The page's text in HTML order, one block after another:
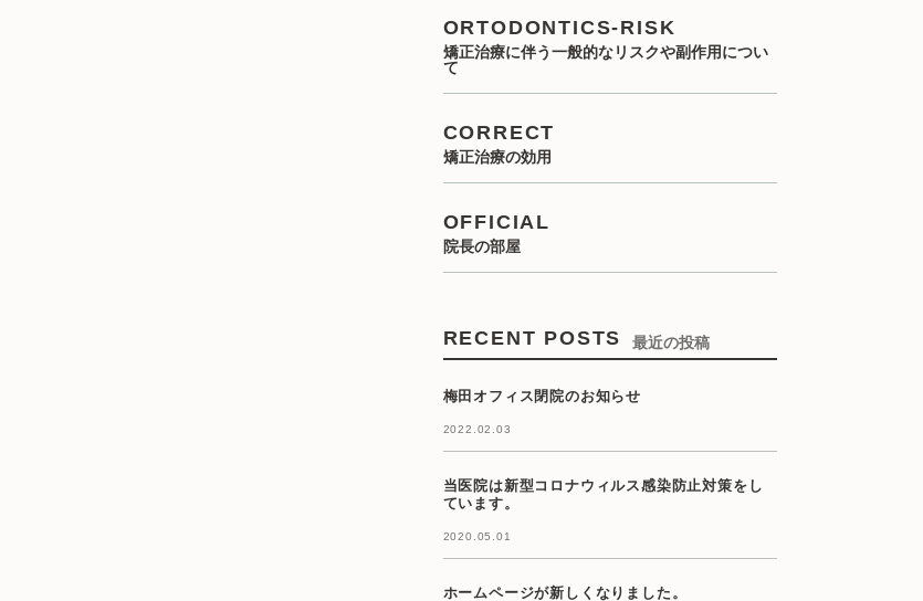
ORTODONTICS-RISK
矯正治療に伴う一般的なリスクや副作用につい
て
CORRECT
矯正治療の効用
OFFICIAL
院長の部屋
RECENT POSTS 最近の投稿
梅田オフィス閉院のお知らせ
2022.02.03
当医院は新型コロナウィルス感染防止対策をし
ています。
2020.05.01
ホームページが新しくなりました。